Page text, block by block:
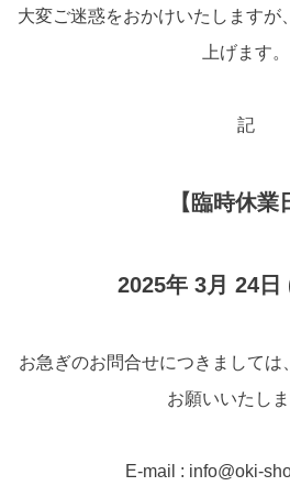
大変ご迷惑をおかけいたしますが
上げます。
記
【臨時休業
2025年 3月 24日
お急ぎのお問合せにつきましては
お願いいたしま
E-mail : info@oki-